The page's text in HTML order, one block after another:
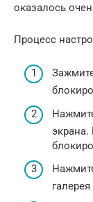
оказалось
Процесс
экрана.